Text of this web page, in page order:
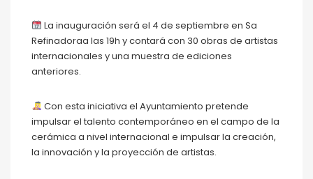
La inauguración será el 4 de septiembre en Sa
Refinadoraa las 19h y contará con 30 obras de artistas
internacionales y una muestra de ediciones
anteriores.
Con esta iniciativa el Ayuntamiento pretende
impulsar el talento contemporáneo en el campo de la
cerámica a nivel internacional e impulsar la creación,
la innovación y la proyección de artistas.